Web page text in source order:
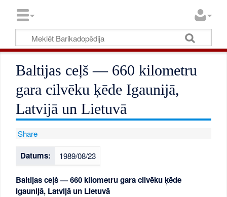
Baltijas ceļš — 660 kilometru
gara cilvēku ķēde Igaunijā,
Latvijā un Lietuvā
Share
Datums: 1989/08/23
Baltijas ceļš — 660 kilometru gara cilvēku ķēde
Igaunijā, Latvijā un Lietuvā